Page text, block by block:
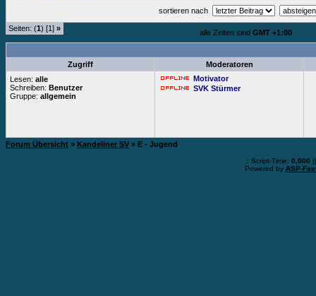
sortieren nach
Seiten: (1) [1] » alle Zeiten sind GMT +1:00
Zugriff
Moderatoren
Lesen: alle
Schreiben: Benutzer
Gruppe: allgemein
Motivator
SVK Stürmer
Forum Übersicht » Kandeliner SV » E - Jugend
.: Script-Time: 0,000
Powered by ASP-